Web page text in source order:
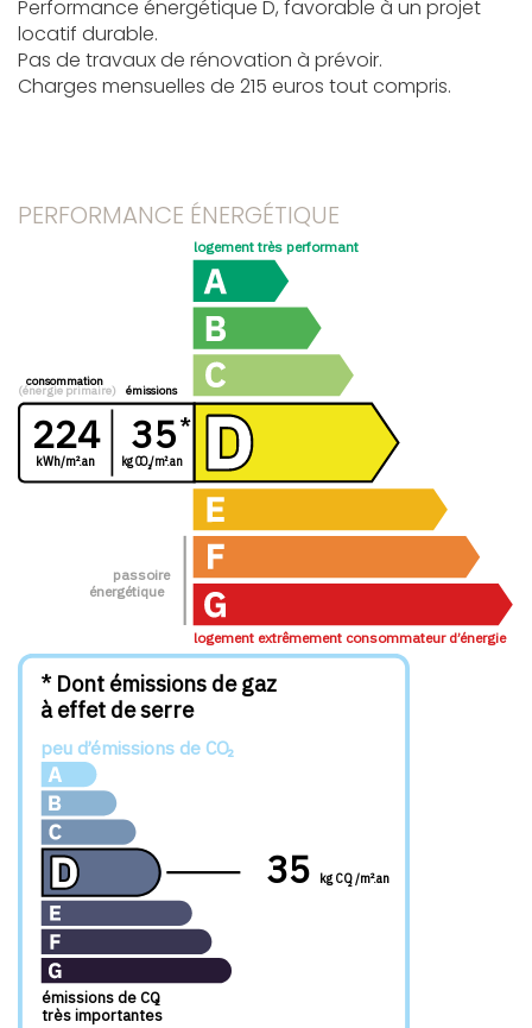
Performance énergétique D, favorable à un projet
locatif durable.
Pas de travaux de rénovation à prévoir.
Charges mensuelles de 215 euros tout compris.
PERFORMANCE ÉNERGÉTIQUE
logement extrêmement consommateur d’énergie
logement très performant
passoire
énergétique
kg CO /m².an
²
consommation
(énergie primaire) émissions
kWh/m².an
224 35*
35 kg CO /m².an
²
* Dont émissions de gaz
à effet de serre
peu d’émissions de CO
émissions de CO
très importantes
²
²